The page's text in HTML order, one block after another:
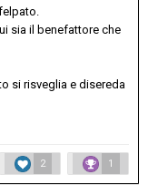
sia il benefattore che
si risveglia e disereda
2 1